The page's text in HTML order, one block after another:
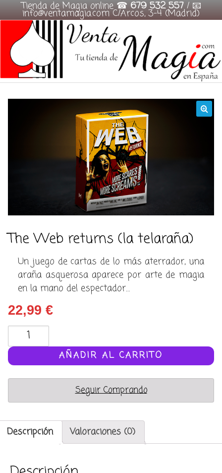
Tienda de Magia online ☎ 679 532 557/ 📧
info@ventamagia.com C/Arcos, 3-4 (Madrid)
content
The Web returns (la telaraña)
Un juego de cartas de lo más aterrador, una
araña asquerosa aparece por arte de magia
en la mano del espectador…
22,99 €
returns
(la
telaraña)
AÑADIR AL CARRITO
Seguir Comprando
Descripción Valoraciones (0)